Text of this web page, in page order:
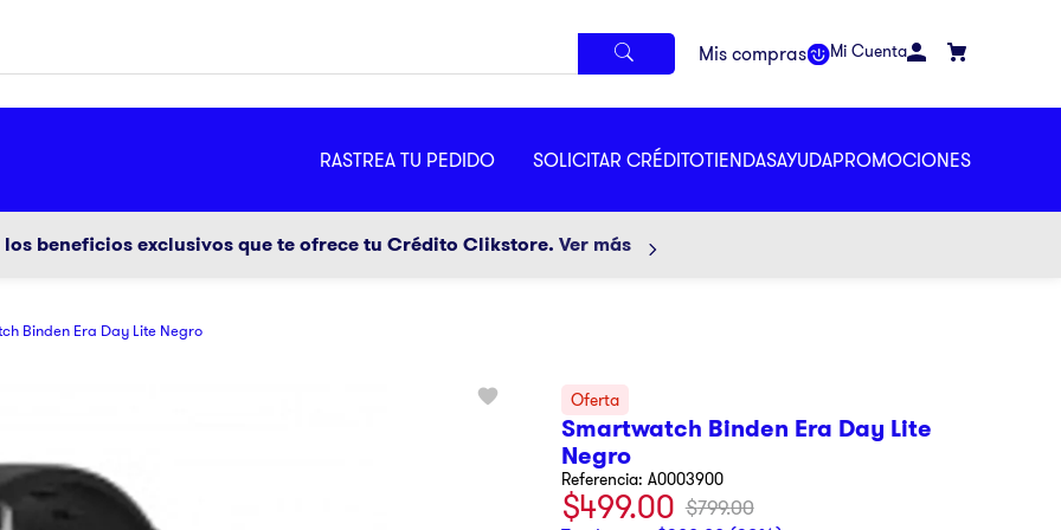
Mi Cuenta
RASTREA TU PEDIDO SOLICITAR CRÉDITOTIENDASAYUDAPROMOCIONES
beneficios exclusivos que te ofrece tu Crédito Clikstore. Ver más
Binden Era Day Lite Negro
Smartwatch Binden Era Day Lite
Negro
Referencia:A0003900
$499.00 $799.00